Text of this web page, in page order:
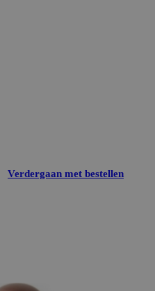
Verdergaan met bestellen